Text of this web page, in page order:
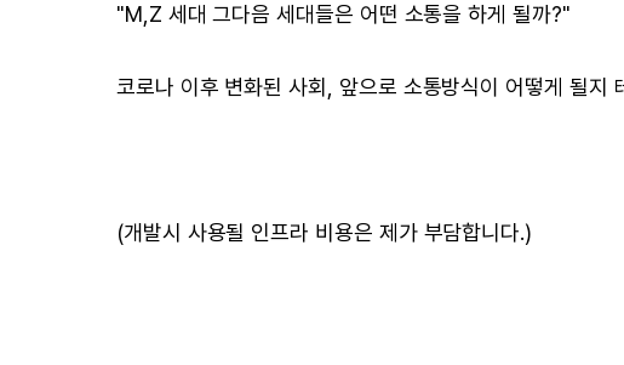
"M,Z 세대 그다음 세대들은 어떤 소통을 하게 될까?"
코로나 이후 변화된 사회, 앞으로 소통방식이 어떻게 될지
(개발시 사용될 인프라 비용은 제가 부담합니다.)